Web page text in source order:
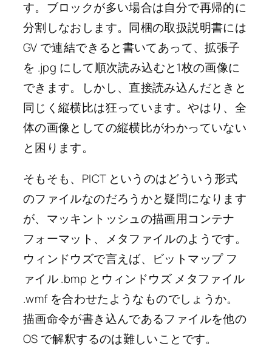
す。ブロックが多い場合は自分で再帰的に
分割しなおします。同梱の取扱説明書には
GV で連結できると書いてあって、拡張子
を .jpg にして順次読み込むと1枚の画像に
できます。しかし、直接読み込んだときと
同じく縦横比は狂っています。やはり、全
体の画像としての縦横比がわかっていない
と困ります。
そもそも、PICT というのはどういう形式
のファイルなのだろうかと疑問になります
が、マッキントッシュの描画用コンテナ
フォーマット、メタファイルのようです。
ウィンドウズで言えば、ビットマップ フ
ァイル .bmp とウィンドウズ メタファイル
.wmf を合わせたようなものでしょうか。
描画命令が書き込んであるファイルを他の
OS で解釈するのは難しいことです。